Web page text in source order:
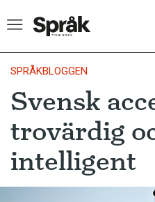
Hem
Artiklar
Krönikor
Språkfrågor
SPRÅKBLOGGEN
Svensk
trovärdig
intelligent